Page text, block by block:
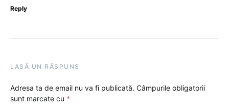
Reply
LASĂ UN RĂSPUNS
Adresa ta de email nu va fi publicată. Câmpurile obligatorii
sunt marcate cu *